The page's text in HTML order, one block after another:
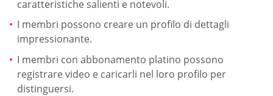
caratteristiche salienti e notevoli.
I membri possono creare un profilo di dettagli
impressionante.
I membri con abbonamento platino possono
registrare video e caricarli nel loro profilo per
distinguersi.